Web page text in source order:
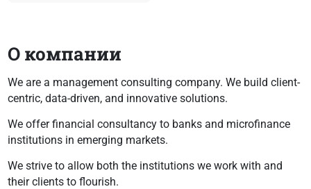
О компании
We are a management consulting company. We build client-
centric, data-driven, and innovative solutions.
We offer financial consultancy to banks and microfinance
institutions in emerging markets.
We strive to allow both the institutions we work with and
their clients to flourish.